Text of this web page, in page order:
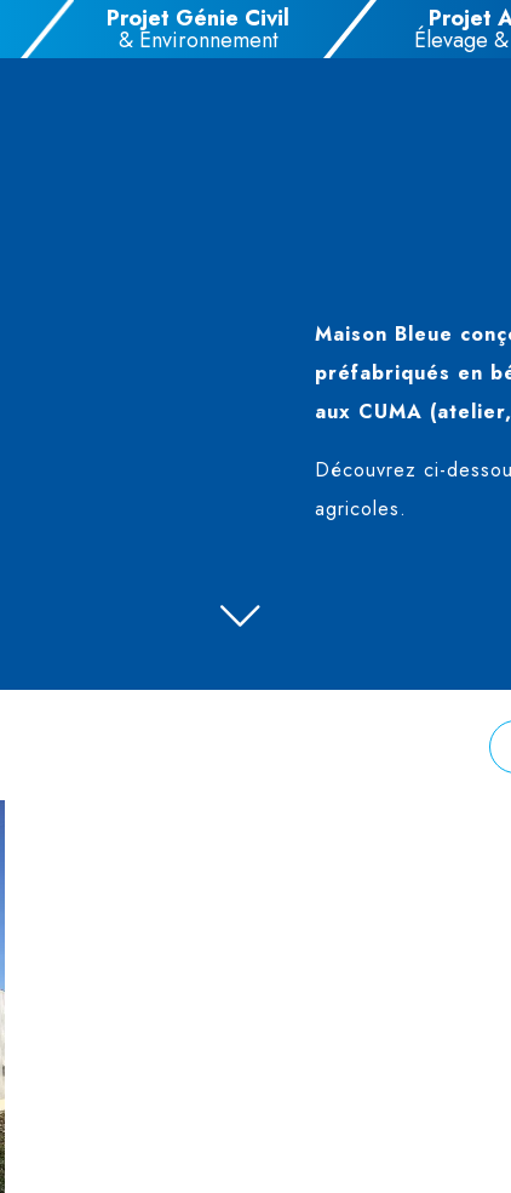
Projet Génie Civil
& Environnement
Projet
Élevage
Maison Bleue
préfabriqués en
aux CUMA
Découvrez ci-
agricoles.